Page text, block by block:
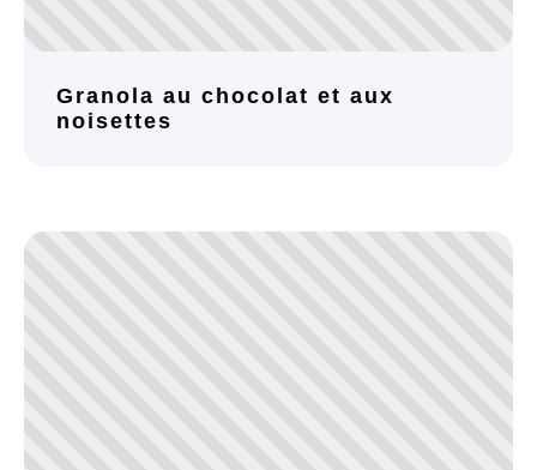
Granola au chocolat et aux
noisettes